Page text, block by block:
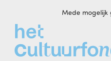
Mede mogelijk